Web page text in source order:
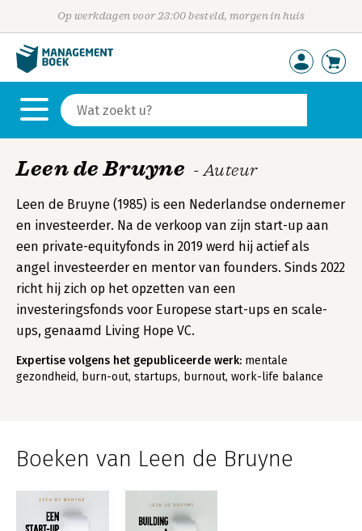
Op werkdagen voor 23:00 besteld, morgen in huis
Leen de Bruyne - Auteur
Leen de Bruyne (1985) is een Nederlandse ondernemer
en investeerder. Na de verkoop van zijn start-up aan
een private-equityfonds in 2019 werd hij actief als
angel investeerder en mentor van founders. Sinds 2022
richt hij zich op het opzetten van een
investeringsfonds voor Europese start-ups en scale-
ups, genaamd Living Hope VC.
Expertise volgens het gepubliceerde werk: mentale
gezondheid, burn-out, startups, burnout, work-life balance
Boeken van Leen de Bruyne